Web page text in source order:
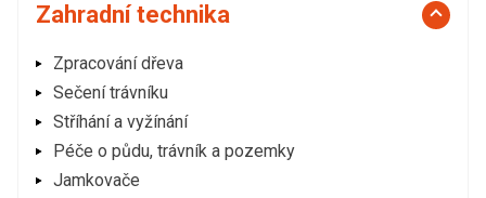
Zahradní technika
Zpracování dřeva
Sečení trávníku
Stříhání a vyžínání
Péče o půdu, trávník a pozemky
Jamkovače